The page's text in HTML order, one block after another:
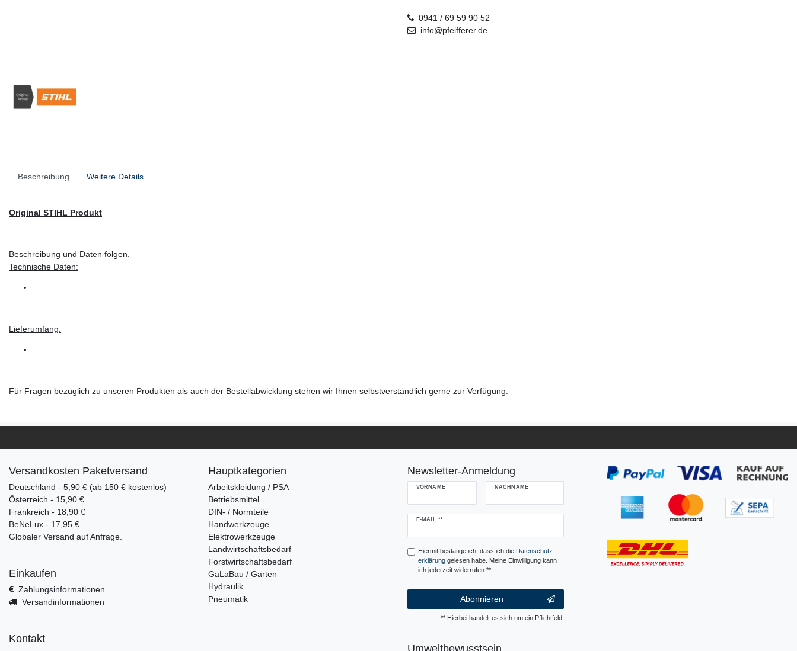
0941 / 69 59 90 52
info@pfeifferer.de
Beschreibung Weitere Details
Original STIHL Produkt
Beschreibung und Daten folgen.
Technische Daten:
Lieferumfang:
Für Fragen bezüglich zu unseren Produkten als auch der Bestellabwicklung stehen wir Ihnen selbstverständlich gerne zur Verfügung.
Versandkosten Paketversand
Deutschland - 5,90 € (ab 150 € kostenlos)
Österreich - 15,90 €
Frankreich - 18,90 €
BeNeLux - 17,95 €
Globaler Versand auf Anfrage.
Einkaufen
Zahlungsinformationen
Versandinformationen
Kontakt
Hauptkategorien
Arbeitskleidung / PSA
Betriebsmittel
DIN- / Normteile
Handwerkzeuge
Elektrowerkzeuge
Landwirtschaftsbedarf
Forstwirtschaftsbedarf
GaLaBau / Garten
Hydraulik
Pneumatik
Newsletter-Anmeldung
VORNAME NACHNAME
E-MAIL **
Newsletter
Hiermit bestätige ich, dass ich die Daten­schutz­
erklärunggelesen habe. Meine Einwilligung kann
ich jederzeit widerrufen.**
Abonnieren
** Hierbei handelt es sich um ein Pflichtfeld.
Umweltbewusstsein